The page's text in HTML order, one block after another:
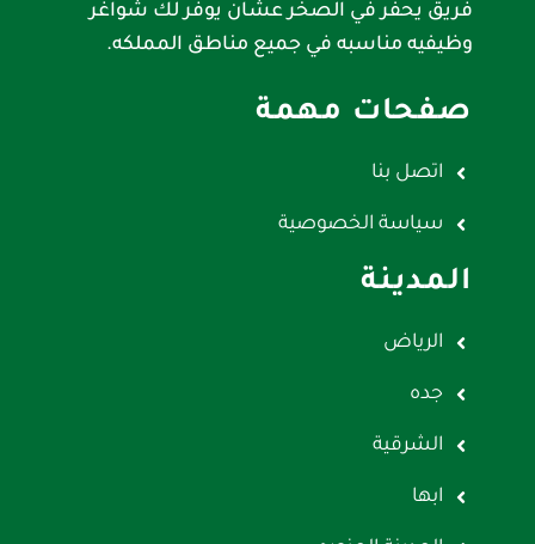
فريق يحفر في الصخر عشان يوفر لك شواغر
وظيفيه مناسبه في جميع مناطق المملكه.
صفحات مهمة
اتصل بنا
سياسة الخصوصية
المدينة
الرياض
جده
الشرقية
ابها